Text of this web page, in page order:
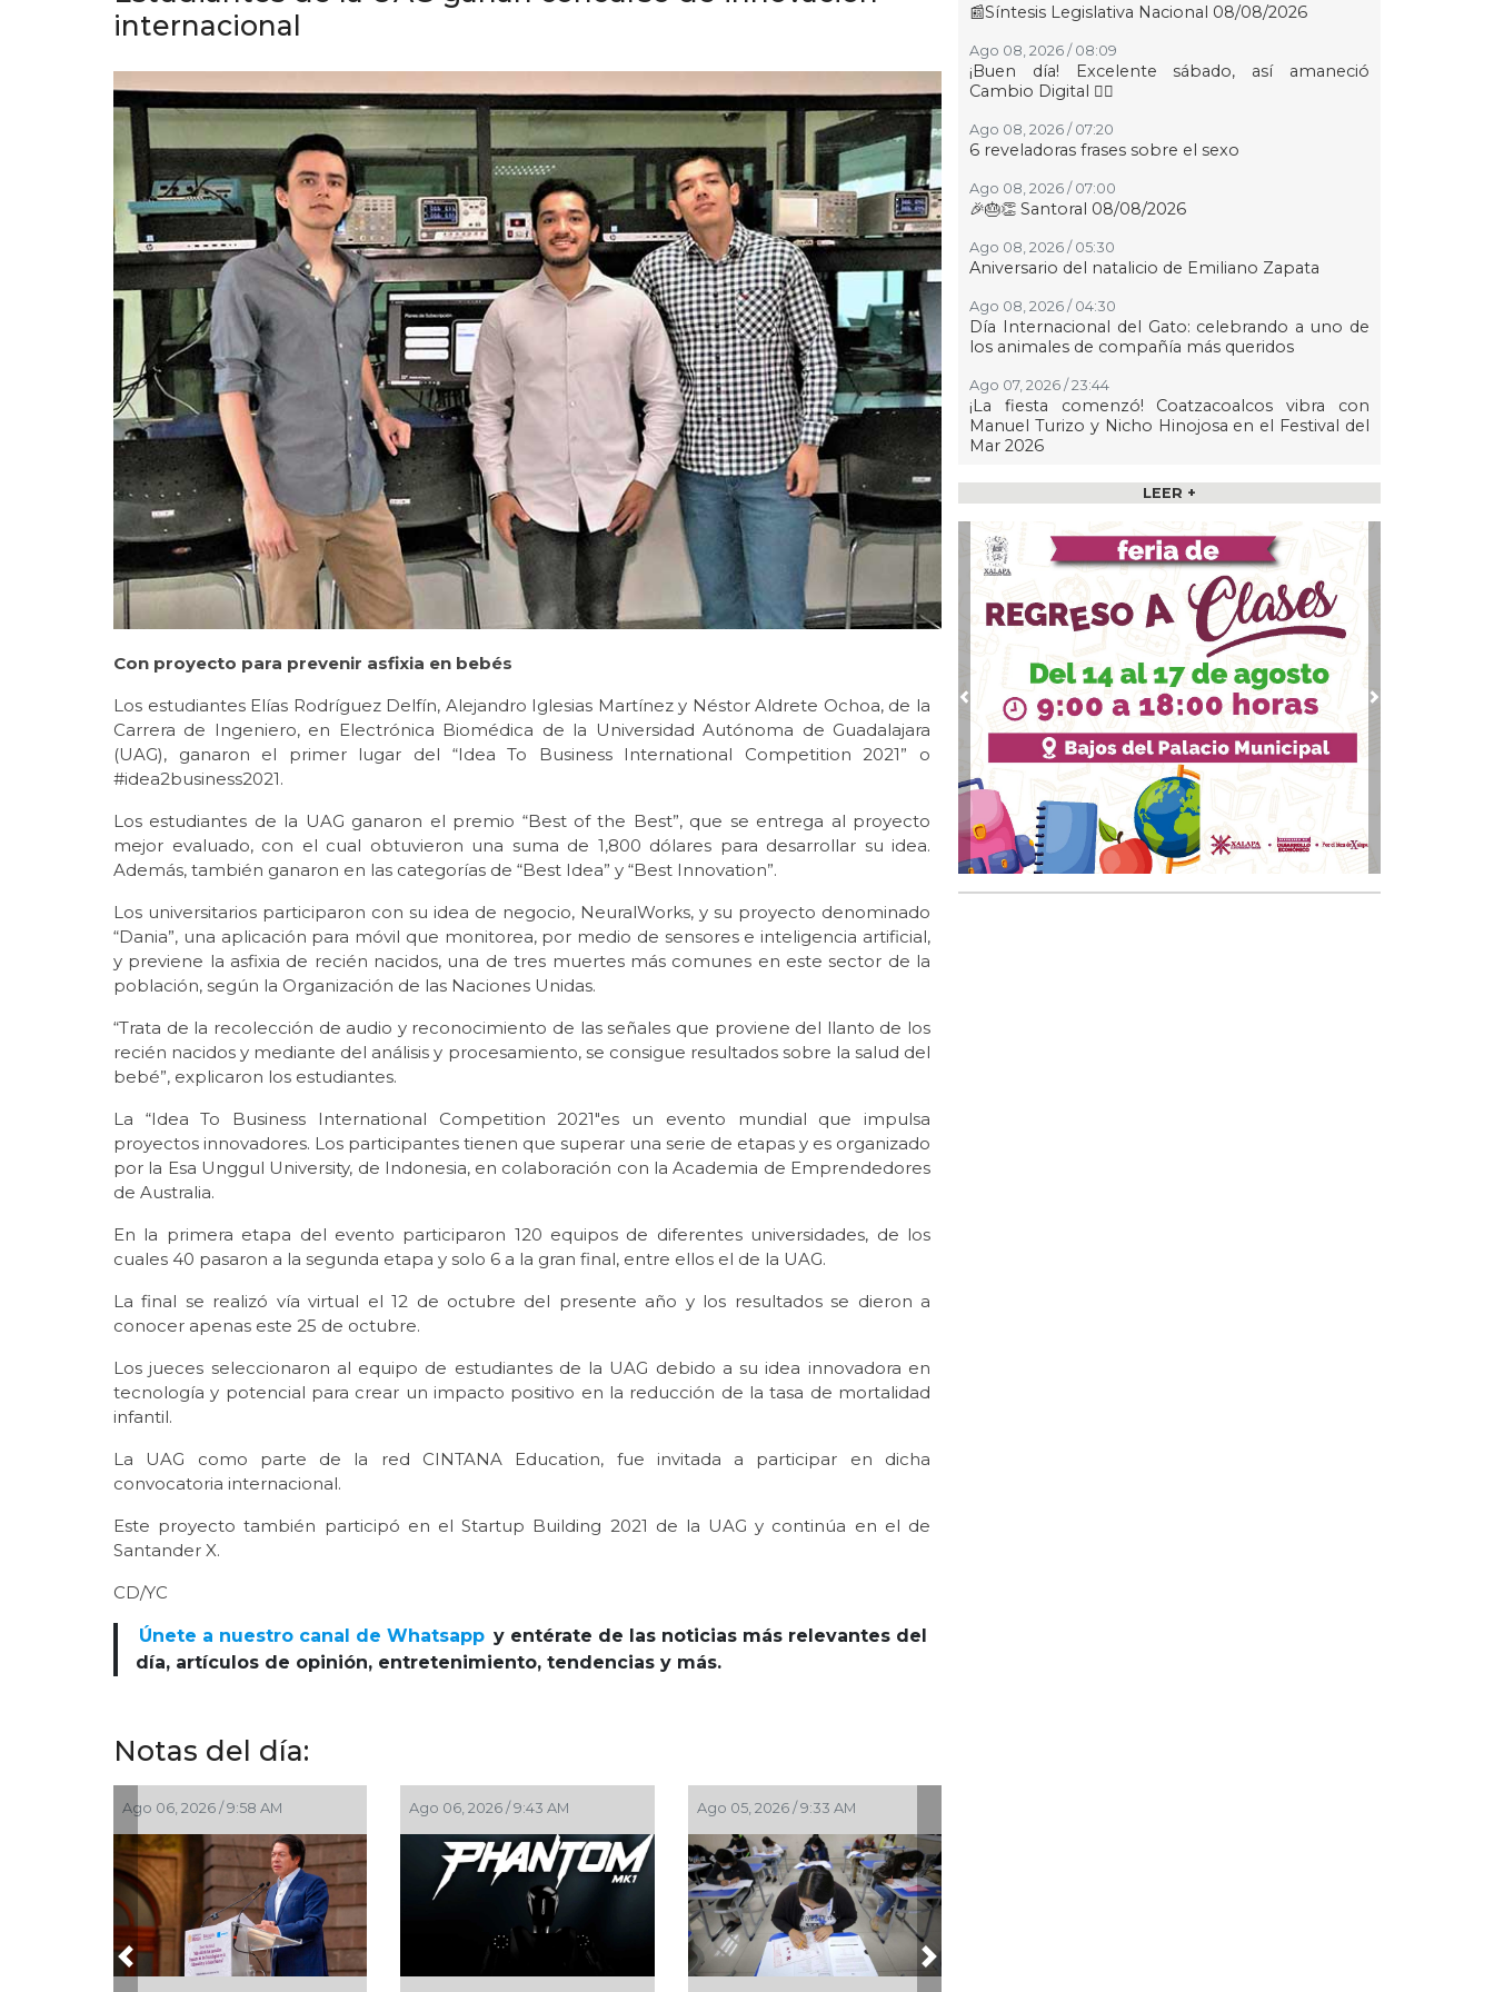
internacional
Con proyecto para prevenir asfixia en bebés
Los estudiantes Elías Rodríguez Delfín, Alejandro Iglesias Martínez y Néstor Aldrete Ochoa, de la
Carrera de Ingeniero, en Electrónica Biomédica de la Universidad Autónoma de Guadalajara
(UAG), ganaron el primer lugar del “Idea To Business International Competition 2021” o
#idea2business2021.
Los estudiantes de la UAG ganaron el premio “Best of the Best”, que se entrega al proyecto
mejor evaluado, con el cual obtuvieron una suma de 1,800 dólares para desarrollar su idea.
Además, también ganaron en las categorías de “Best Idea” y “Best Innovation”.
Los universitarios participaron con su idea de negocio, NeuralWorks, y su proyecto denominado
“Dania”, una aplicación para móvil que monitorea, por medio de sensores e inteligencia artificial,
y previene la asfixia de recién nacidos, una de tres muertes más comunes en este sector de la
población, según la Organización de las Naciones Unidas.
“Trata de la recolección de audio y reconocimiento de las señales que proviene del llanto de los
recién nacidos y mediante del análisis y procesamiento, se consigue resultados sobre la salud del
bebé”, explicaron los estudiantes.
La “Idea To Business International Competition 2021″es un evento mundial que impulsa
proyectos innovadores. Los participantes tienen que superar una serie de etapas y es organizado
por la Esa Unggul University, de Indonesia, en colaboración con la Academia de Emprendedores
de Australia.
En la primera etapa del evento participaron 120 equipos de diferentes universidades, de los
cuales 40 pasaron a la segunda etapa y solo 6 a la gran final, entre ellos el de la UAG.
La final se realizó vía virtual el 12 de octubre del presente año y los resultados se dieron a
conocer apenas este 25 de octubre.
Los jueces seleccionaron al equipo de estudiantes de la UAG debido a su idea innovadora en
tecnología y potencial para crear un impacto positivo en la reducción de la tasa de mortalidad
infantil.
La UAG como parte de la red CINTANA Education, fue invitada a participar en dicha
convocatoria internacional.
Este proyecto también participó en el Startup Building 2021 de la UAG y continúa en el de
Santander X.
CD/YC
Únete a nuestro canal de Whatsapp y entérate de las noticias más relevantes del
día, artículos de opinión, entretenimiento, tendencias y más.
Notas del día:
Ago 06, 2026 / 9:43 AM Ago 05, 2026 / 9:33 AM Ago 03, 2026 / 11:00 AM
Previous Next
📰Síntesis Legislativa Nacional 08/08/2026
Ago 08, 2026 / 08:09
¡Buen día! Excelente sábado, así amaneció
Cambio Digital 👍🏻
Ago 08, 2026 / 07:20
6 reveladoras frases sobre el sexo
Ago 08, 2026 / 07:00
🎉🎂👏 Santoral 08/08/2026
Ago 08, 2026 / 05:30
Aniversario del natalicio de Emiliano Zapata
Ago 08, 2026 / 04:30
Día Internacional del Gato: celebrando a uno de
los animales de compañía más queridos
Ago 07, 2026 / 23:44
¡La fiesta comenzó! Coatzacoalcos vibra con
Manuel Turizo y Nicho Hinojosa en el Festival del
Mar 2026
Ago 07, 2026 / 23:36
En marcha trabajos de rehabilitación en avenida
20 de Noviembre; habrá reducción a un carril
Ago 07, 2026 / 22:31
San Andrés Tuxtla alista su Festival Internacional
de Globos de Papel
Ago 07, 2026 / 20:42
Alcalde Samuel Acosta inaugura la calle
Bugambilias en El Tejar
Ago 07, 2026 / 19:00
Más de 120 elementos de seguridad refuerzan
operativos vs rodadas de motociclistas en Boca
del Río
Ago 07, 2026 / 18:49
¿Con o sin espuma?
LEER +
Previous Next